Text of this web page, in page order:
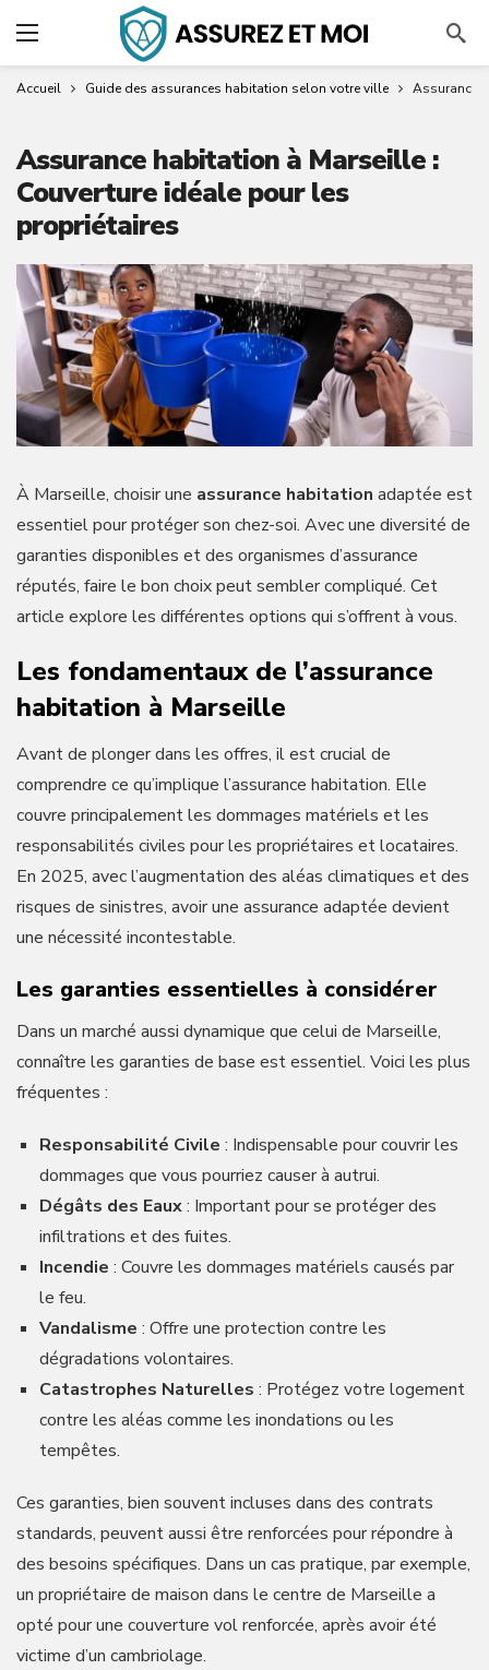
Accueil Guide des assurances habitation selon votre ville Assurance
Assurance habitation à Marseille :
Couverture idéale pour les
propriétaires
À Marseille, choisir une assurance habitation adaptée est
essentiel pour protéger son chez-soi. Avec une diversité de
garanties disponibles et des organismes d’assurance
réputés, faire le bon choix peut sembler compliqué. Cet
article explore les différentes options qui s’offrent à vous.
Les fondamentaux de l’assurance
habitation à Marseille
Avant de plonger dans les offres, il est crucial de
comprendre ce qu’implique l’assurance habitation. Elle
couvre principalement les dommages matériels et les
responsabilités civiles pour les propriétaires et locataires.
En 2025, avec l’augmentation des aléas climatiques et des
risques de sinistres, avoir une assurance adaptée devient
une nécessité incontestable.
Les garanties essentielles à considérer
Dans un marché aussi dynamique que celui de Marseille,
connaître les garanties de base est essentiel. Voici les plus
fréquentes :
Responsabilité Civile : Indispensable pour couvrir les
dommages que vous pourriez causer à autrui.
Dégâts des Eaux: Important pour se protéger des
infiltrations et des fuites.
Incendie : Couvre les dommages matériels causés par
le feu.
Vandalisme : Offre une protection contre les
dégradations volontaires.
Catastrophes Naturelles : Protégez votre logement
contre les aléas comme les inondations ou les
tempêtes.
Ces garanties, bien souvent incluses dans des contrats
standards, peuvent aussi être renforcées pour répondre à
des besoins spécifiques. Dans un cas pratique, par exemple,
un propriétaire de maison dans le centre de Marseille a
opté pour une couverture vol renforcée, après avoir été
victime d’un cambriolage.